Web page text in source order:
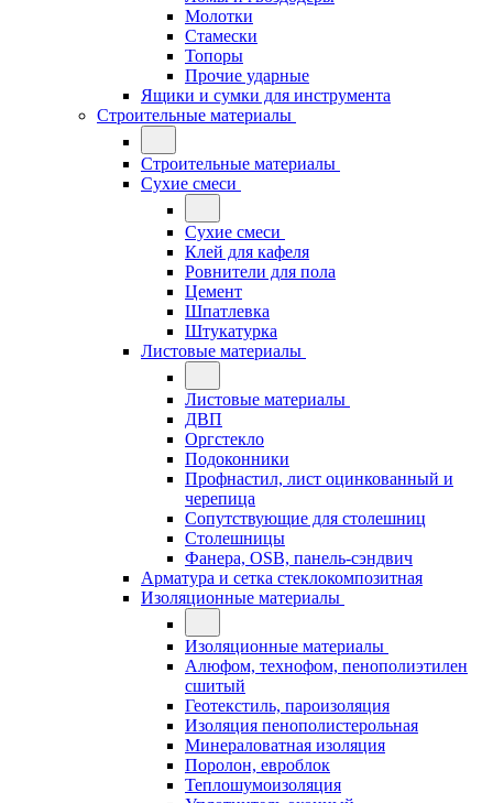
Молотки
Стамески
Топоры
Прочие ударные
Ящики и сумки для инструмента
Строительные материалы
Строительные материалы
Сухие смеси
Сухие смеси
Клей для кафеля
Ровнители для пола
Цемент
Шпатлевка
Штукатурка
Листовые материалы
Листовые материалы
ДВП
Оргстекло
Подоконники
Профнастил, лист оцинкованный и
черепица
Сопутствующие для столешниц
Столешницы
Фанера, OSB, панель-сэндвич
Арматура и сетка стеклокомпозитная
Изоляционные материалы
Изоляционные материалы
Алюфом, технофом, пенополиэтилен
сшитый
Геотекстиль, пароизоляция
Изоляция пенополистерольная
Минераловатная изоляция
Поролон, евроблок
Теплошумоизоляция